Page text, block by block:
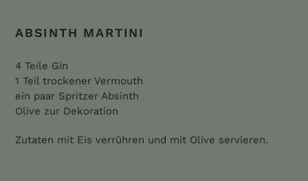
ABSINTH MARTINI
4 Teile Gin
1 Teil trockener Vermouth
ein paar Spritzer Absinth
Olive zur Dekoration
Zutaten mit Eis verrühren und mit Olive servieren.